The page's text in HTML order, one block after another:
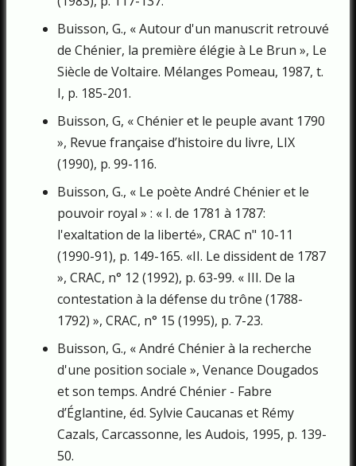
Buisson, G., « Autour d'un manuscrit retrouvé
de Chénier, la première élégie à Le Brun », Le
Siècle de Voltaire. Mélanges Pomeau, 1987, t.
I, p. 185-201.
Buisson, G, « Chénier et le peuple avant 1790
», Revue française d’histoire du livre, LIX
(1990), p. 99-116.
Buisson, G., « Le poète André Chénier et le
pouvoir royal » : « I. de 1781 à 1787:
l'exaltation de la liberté», CRAC n" 10-11
(1990-91), p. 149-165. «II. Le dissident de 1787
», CRAC, n° 12 (1992), p. 63-99. « III. De la
contestation à la défense du trône (1788-
1792) », CRAC, n° 15 (1995), p. 7-23.
Buisson, G., « André Chénier à la recherche
d'une position sociale », Venance Dougados
et son temps. André Chénier - Fabre
d’Églantine, éd. Sylvie Caucanas et Rémy
Cazals, Carcassonne, les Audois, 1995, p. 139-
50.